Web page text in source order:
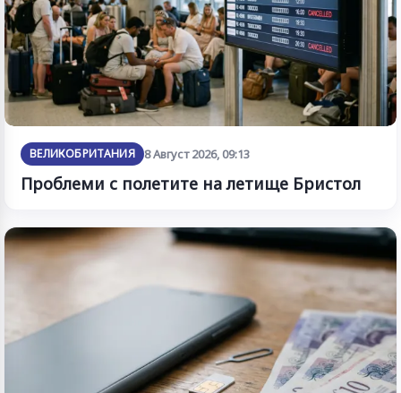
ВЕЛИКОБРИТАНИЯ 8 Август 2026, 09:13
Проблеми с полетите на летище Бристол